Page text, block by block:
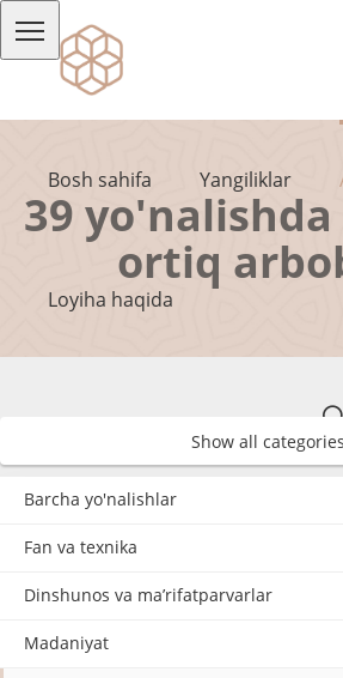
Bosh sahifa Yangiliklar
Loyiha haqida
39 yo'nalishda
ortiq
Show all categories
Barcha yo'nalishlar
Fan va texnika
Dinshunos va ma’rifatparvarlar
Madaniyat